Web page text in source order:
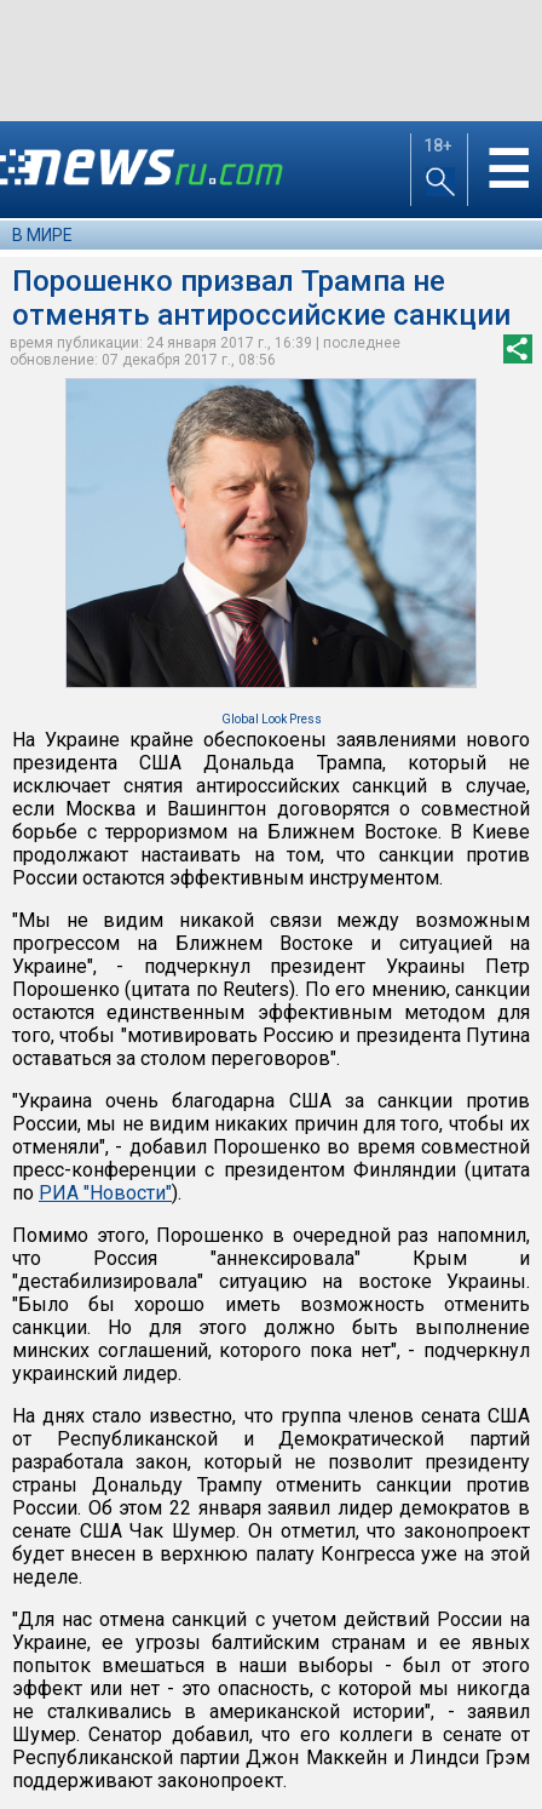
18+ ☰
В МИРЕ
Порошенко призвал Трампа не
отменять антироссийские санкции
время публикации: 24 января 2017 г., 16:39 | последнее
обновление: 07 декабря 2017 г., 08:56
Global Look Press
На Украине крайне обеспокоены заявлениями нового
президента США Дональда Трампа, который не
исключает снятия антироссийских санкций в случае,
если Москва и Вашингтон договорятся о совместной
борьбе с терроризмом на Ближнем Востоке. В Киеве
продолжают настаивать на том, что санкции против
России остаются эффективным инструментом.
"Мы не видим никакой связи между возможным
прогрессом на Ближнем Востоке и ситуацией на
Украине", - подчеркнул президент Украины Петр
Порошенко (цитата по Reuters). По его мнению, санкции
остаются единственным эффективным методом для
того, чтобы "мотивировать Россию и президента Путина
оставаться за столом переговоров".
"Украина очень благодарна США за санкции против
России, мы не видим никаких причин для того, чтобы их
отменяли", - добавил Порошенко во время совместной
пресс-конференции с президентом Финляндии (цитата
по РИА "Новости").
Помимо этого, Порошенко в очередной раз напомнил,
что Россия "аннексировала" Крым и
"дестабилизировала" ситуацию на востоке Украины.
"Было бы хорошо иметь возможность отменить
санкции. Но для этого должно быть выполнение
минских соглашений, которого пока нет", - подчеркнул
украинский лидер.
На днях стало известно, что группа членов сената США
от Республиканской и Демократической партий
разработала закон, который не позволит президенту
страны Дональду Трампу отменить санкции против
России. Об этом 22 января заявил лидер демократов в
сенате США Чак Шумер. Он отметил, что законопроект
будет внесен в верхнюю палату Конгресса уже на этой
неделе.
"Для нас отмена санкций с учетом действий России на
Украине, ее угрозы балтийским странам и ее явных
попыток вмешаться в наши выборы - был от этого
эффект или нет - это опасность, с которой мы никогда
не сталкивались в американской истории", - заявил
Шумер. Сенатор добавил, что его коллеги в сенате от
Республиканской партии Джон Маккейн и Линдси Грэм
поддерживают законопроект.